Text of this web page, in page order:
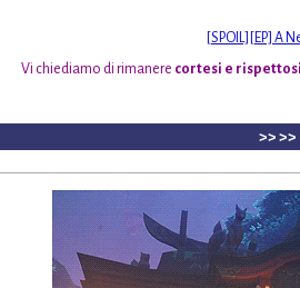
[SPOIL][EP] A
Vi chiediamo di rimanere cortesi e rispettosi
>>